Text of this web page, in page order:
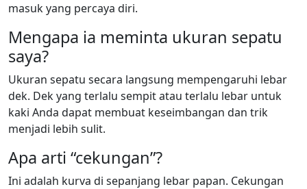
masuk yang percaya diri.
Mengapa ia meminta ukuran sepatu
saya?
Ukuran sepatu secara langsung mempengaruhi lebar
dek. Dek yang terlalu sempit atau terlalu lebar untuk
kaki Anda dapat membuat keseimbangan dan trik
menjadi lebih sulit.
Apa arti “cekungan”?
Ini adalah kurva di sepanjang lebar papan. Cekungan